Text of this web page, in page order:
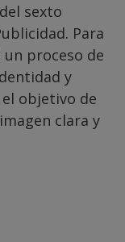
sexto
Para
proceso de
y
el objetivo de
clara y